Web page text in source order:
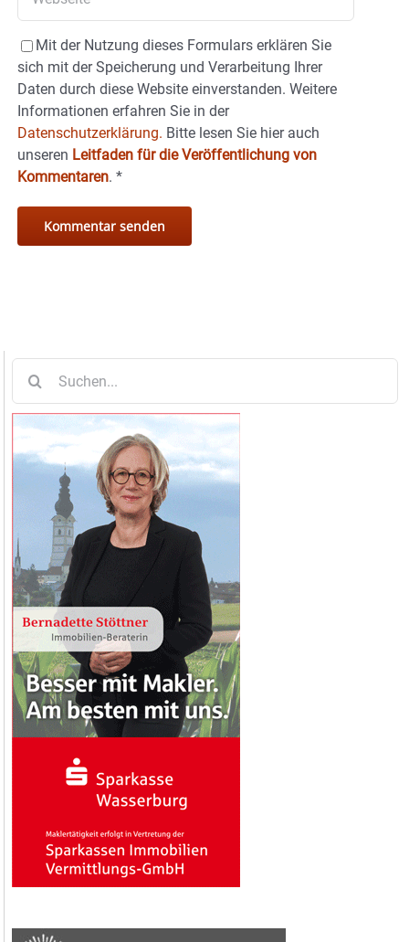
Mit der Nutzung dieses Formulars erklären Sie
sich mit der Speicherung und Verarbeitung Ihrer
Daten durch diese Website einverstanden. Weitere
Informationen erfahren Sie in der
Datenschutzerklärung. Bitte lesen Sie hier auch
unseren Leitfaden für die Veröffentlichung von
Kommentaren. *
nach: